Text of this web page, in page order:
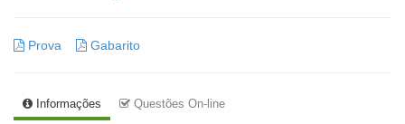
Prova Gabarito
Informações Questões On-line